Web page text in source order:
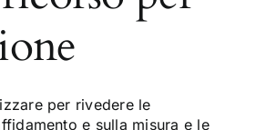
per rivedere le
e sulla misura e le